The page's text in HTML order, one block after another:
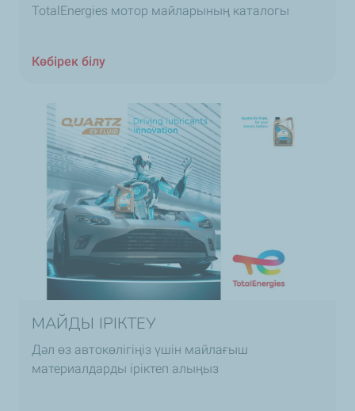
TotalEnergies мотор майларының каталогы
Көбірек білу
МАЙДЫ ІРІКТЕУ
Дәл өз автокөлігіңіз үшін майлағыш
материалдарды іріктеп алыңыз